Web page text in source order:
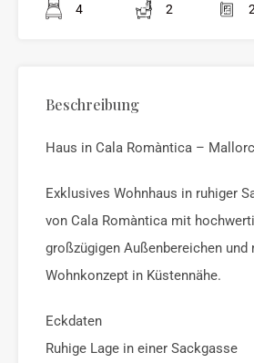
4 2
Beschreibung
Haus in Cala Romàntica –
Exklusives Wohnhaus in ruhiger
von Cala Romàntica mit
großzügigen Außenbereichen und
Wohnkonzept in Küstennähe.
Eckdaten
Ruhige Lage in einer Sackgasse